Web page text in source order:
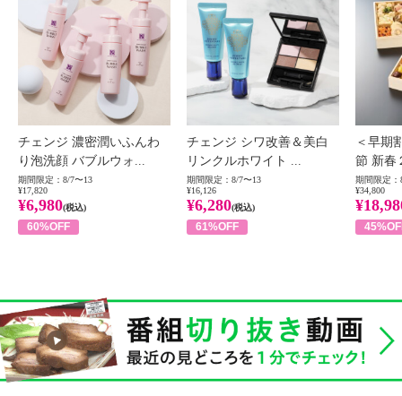
チェンジ 濃密潤いふんわ
り泡洗顔 バブルウォ...
期間限定：8/7〜13
¥17,820
¥6,980(税込)
60%OFF
チェンジ シワ改善＆美白
リンクルホワイト ...
期間限定：8/7〜13
¥16,126
¥6,280(税込)
61%OFF
＜早期
節 新春
期間限定：
¥34,800